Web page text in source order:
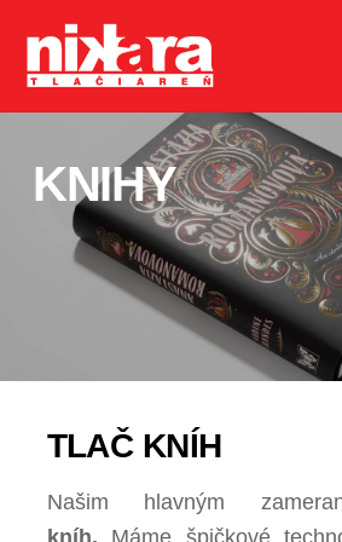
content
KNIHY
TLAČ KNÍH
Našim hlavným